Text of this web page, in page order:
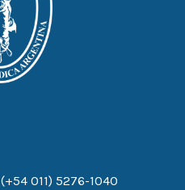
(+54 011) 5276-1040